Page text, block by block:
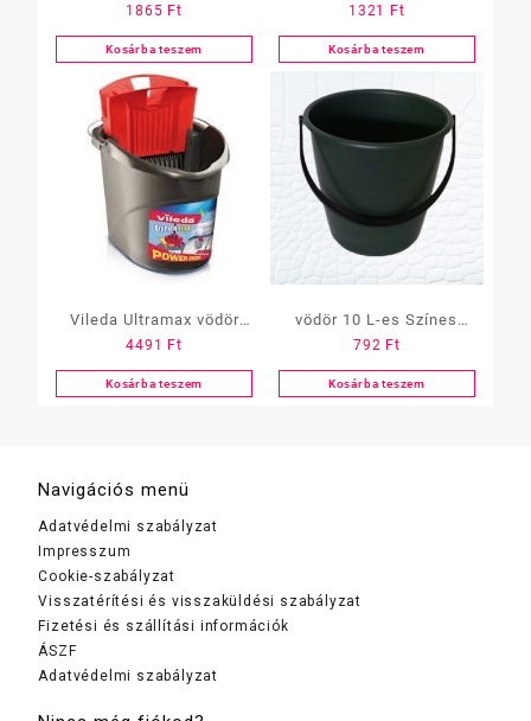
ovális, Multi
1865 Ft
Kosárba teszem
1321 Ft
Kosárba teszem
Vileda Ultramax vödör
csavarókosárral F25223
4491 Ft
Kosárba teszem
vödör 10 L-es Színes
(CU258)
792 Ft
Kosárba teszem
Navigációs menü
Adatvédelmi szabályzat
Impresszum
Cookie-szabályzat
Visszatérítési és visszaküldési szabályzat
Fizetési és szállítási információk
ÁSZF
Adatvédelmi szabályzat